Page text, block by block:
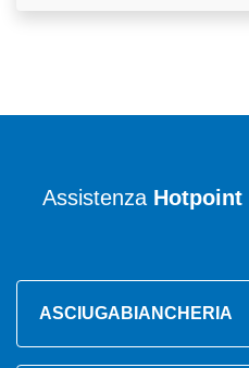
Assistenza Hotpoint
ASCIUGABIANCHERIA